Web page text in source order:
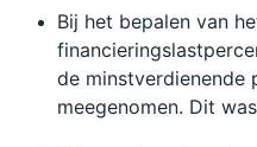
Bij het bepalen van
de minstverdienende
meegenomen. Dit